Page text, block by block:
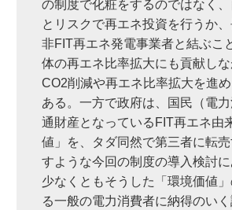
の制度で化粧をするのではなく、
とリスクで再エネ投資を行うか
非FIT再エネ発電事業者と結ぶこ
体の再エネ比率拡大にも貢献し
CO2削減や再エネ比率拡大を進
ある。一方で政府は、国民（電
通財産となっているFIT再エネ由
値」を、タダ同然で第三者に転
すような今回の制度の導入検討に
少なくともそうした「環境価値
る一般の電力消費者に納得のい